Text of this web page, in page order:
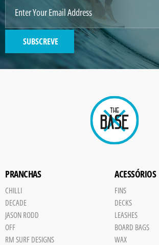
GENERATED
IMAGE
Paint
SUBSCREVE
PRANCHAS
CHILLI
DECADE
JASON RODD
OFF
RM SURF DESIGNS
ACESSÓRIOS
FINS
DECKS
LEASHES
BOARD BAGS
WAX